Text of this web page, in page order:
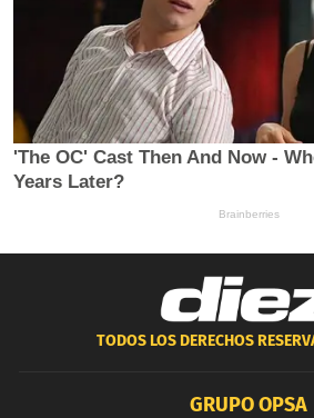
TODOS LOS DERECHOS
GRUPO OPSA